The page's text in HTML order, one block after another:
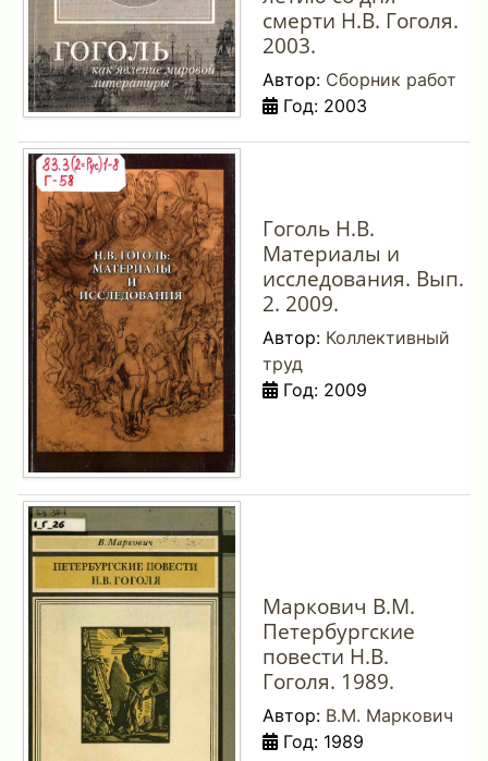
смерти Н.В. Гоголя.
2003.
Автор: Сборник работ
Год: 2003
Гоголь Н.В.
Материалы и
исследования. Вып.
2. 2009.
Автор: Коллективный
труд
Год: 2009
Маркович В.М.
Петербургские
повести Н.В.
Гоголя. 1989.
Автор: В.М. Маркович
Год: 1989